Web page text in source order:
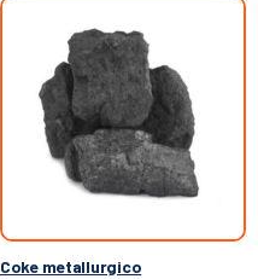
Coke metallurgico